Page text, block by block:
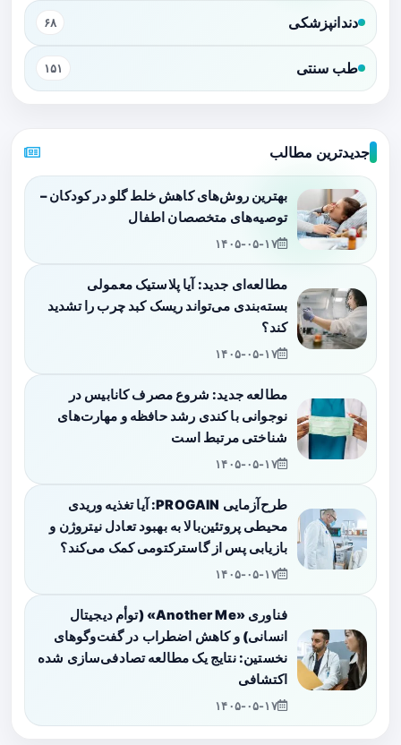
دندانپزشکی ۶۸
طب سنتی ۱۵۱
جدیدترین مطالب
بهترین روش‌های کاهش خلط گلو در کودکان –
توصیه‌های متخصصان اطفال
۱۴۰۵-۰۵-۱۷
مطالعه‌ای جدید: آیا پلاستیک معمولی
بسته‌بندی می‌تواند ریسک کبد چرب را تشدید
کند؟
۱۴۰۵-۰۵-۱۷
مطالعه جدید: شروع مصرف کانابیس در
نوجوانی با کندی رشد حافظه و مهارت‌های
شناختی مرتبط است
۱۴۰۵-۰۵-۱۷
طرح‌آزمایی PROGAIN: آیا تغذیه وریدی
محیطی پروتئین‌بالا به بهبود تعادل نیتروژن و
بازیابی پس از گاسترکتومی کمک می‌کند؟
۱۴۰۵-۰۵-۱۷
فناوری «Another Me» (توأم دیجیتال
انسانی) و کاهش اضطراب در گفت‌وگوهای
نخستین: نتایج یک مطالعه تصادفی‌سازی شده
اکتشافی
۱۴۰۵-۰۵-۱۷